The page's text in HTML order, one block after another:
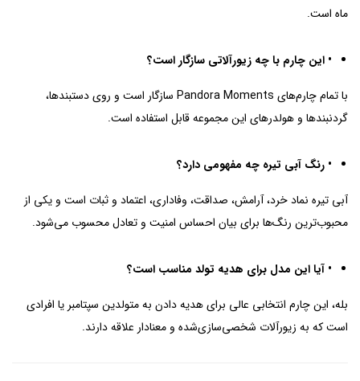
ماه است.
• این چارم با چه زیورآلاتی سازگار است؟
با تمام چارم‌های Pandora Moments سازگار است و روی دستبندها،
گردنبندها و هولدرهای این مجموعه قابل استفاده است.
• رنگ آبی تیره چه مفهومی دارد؟
آبی تیره نماد خرد، آرامش، صداقت، وفاداری، اعتماد و ثبات است و یکی از
محبوب‌ترین رنگ‌ها برای بیان احساس امنیت و تعادل محسوب می‌شود.
• آیا این مدل برای هدیه تولد مناسب است؟
بله، این چارم انتخابی عالی برای هدیه دادن به متولدین سپتامبر یا افرادی
است که به زیورآلات شخصی‌سازی‌شده و معنادار علاقه دارند.